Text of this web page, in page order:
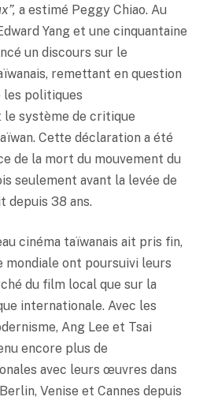
a estimé Peggy Chiao. Au
Yang et une cinquantaine
un discours sur le
remettant en question
les politiques
système de critique
Cette déclaration a été
de la mort du mouvement du
seulement avant la levée de
depuis 38 ans.
cinéma taïwanais ait pris fin,
mondiale ont poursuivi leurs
du film local que sur la
internationale. Avec les
Ang Lee et Tsai
encore plus de
avec leurs œuvres dans
Venise et Cannes depuis